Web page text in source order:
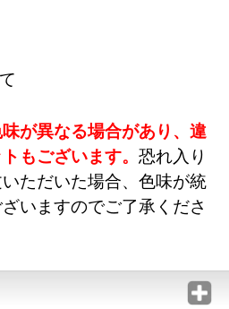
が異なる場合があり、違
もございます。恐れ入り
ただいた場合、色味が統
いますのでご了承くださ